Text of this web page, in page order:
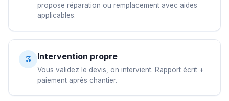
propose réparation ou remplacement avec aides
applicables.
3 Intervention propre
Vous validez le devis, on intervient. Rapport écrit +
paiement après chantier.